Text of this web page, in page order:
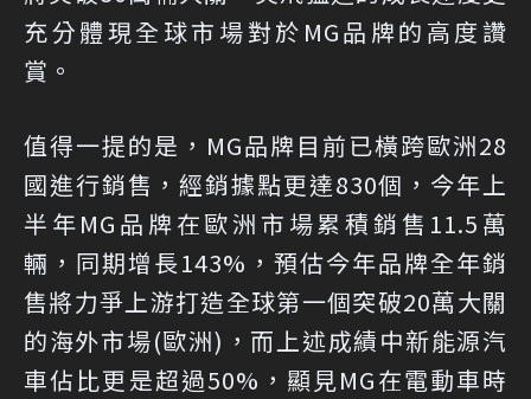
充分體現全球市場對於MG品牌的高度讚
賞。
值得一提的是，MG品牌目前已橫跨歐洲28
國進行銷售，經銷據點更達830個，今年上
半年MG品牌在歐洲市場累積銷售11.5萬
輛，同期增長143%，預估今年品牌全年銷
售將力爭上游打造全球第一個突破20萬大關
的海外市場(歐洲)，而上述成績中新能源汽
車佔比更是超過50%，顯見MG在電動車時